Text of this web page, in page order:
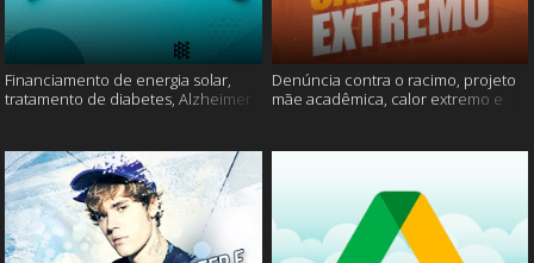
Financiamento de energia solar,
tratamento de diabetes, Alzheimer
Denúncia contra o racimo, projeto
mãe acadêmica, calor extremo e